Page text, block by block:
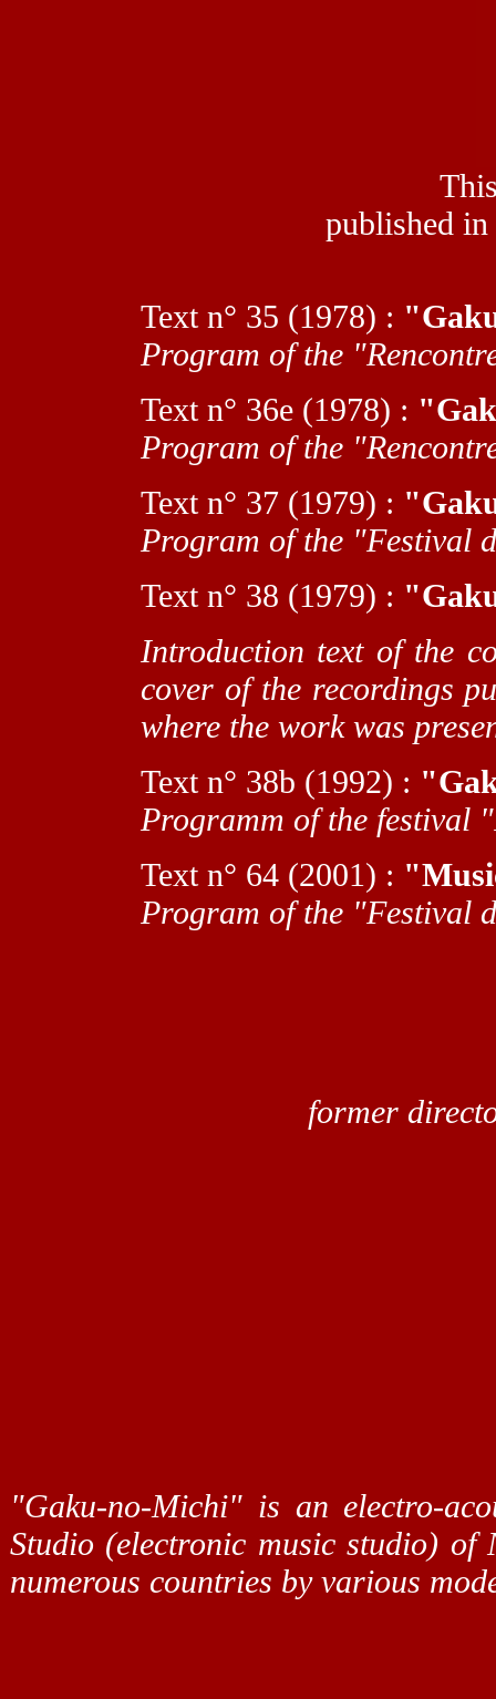
published
Text n° 35 (1978) :
Program of the
Text n° 36e (1978) :
Program of the
Text n° 37 (1979) :
Program of the "Festival
Text n° 38 (1979) :
Introduction text of the
cover of the recordings
where the work was
Text n° 38b (1992) : "
Programm of the festival
Text n° 64 (2001) :
Program of the "Festival
former
"Gaku-no-Michi" is an electro-
Studio (electronic music studio)
numerous countries by various